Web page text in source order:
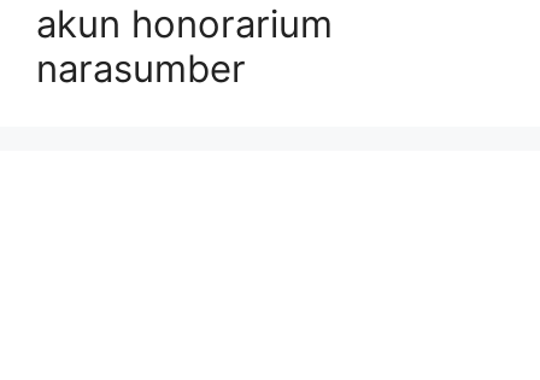
akun honorarium
narasumber